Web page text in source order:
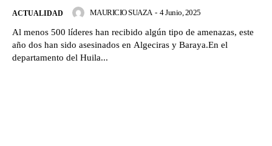
ACTUALIDAD MAURICIO SUAZA - 4 Junio, 2025
Al menos 500 líderes han recibido algún tipo de amenazas, este
año dos han sido asesinados en Algeciras y Baraya.En el
departamento del Huila...